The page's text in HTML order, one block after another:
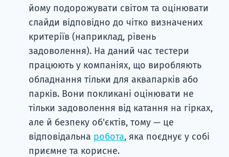
йому подорожувати світом та оцінювати
слайди відповідно до чітко визначених
критеріїв (наприклад, рівень
задоволення). На даний час тестери
працюють у компаніях, що виробляють
обладнання тільки для аквапарків або
парків. Вони покликані оцінювати не
тільки задоволення від катання на гірках,
але й безпеку об'єктів, тому — це
відповідальна робота, яка поєднує у собі
приємне та корисне.